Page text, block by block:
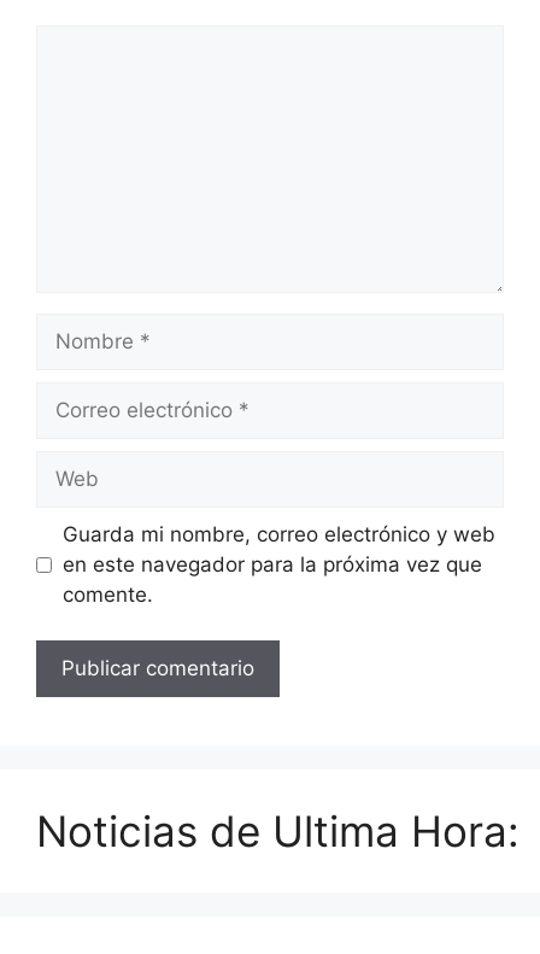
electrónico
Guarda mi nombre, correo electrónico y web
en este navegador para la próxima vez que
comente.
Noticias de Ultima Hora: